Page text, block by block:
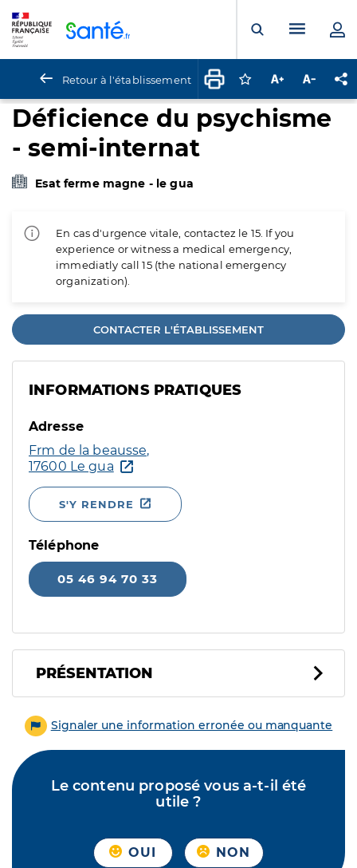
Ouvrir laMenu
Retour à l'établissement Connectez-vous
Augmenter la
Déficience du psychisme
- semi-internat
Esat ferme magne - le gua
En cas d'urgence vitale, contactez le 15. If you
experience or witness a medical emergency,
immediatly call 15 (the national emergency
organization).
CONTACTER L'ÉTABLISSEMENT
INFORMATIONS PRATIQUES
Adresse
Frm de la beausse,
17600 Le gua
S'Y RENDRE
Téléphone
05 46 94 70 33
PRÉSENTATION
Signaler une information erronée ou manquante
Le contenu proposé vous a-t-il été
utile ?
OUI NON